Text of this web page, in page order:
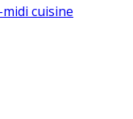
cuisine